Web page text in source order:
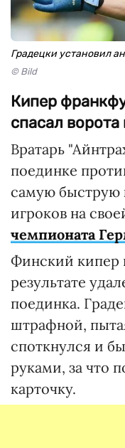
Градецки установил
© Bild
Кипер
спасал
Вратарь
поединке
самую быструю
игроков на
чемпионата
Финский кипер
результате
поединка.
штрафной,
споткнулся и
руками, за что
карточку.